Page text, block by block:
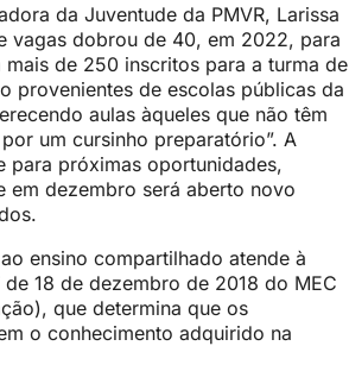
da Juventude da PMVR, Larissa
vagas dobrou de 40, em 2022, para
mais de 250 inscritos para a turma de
provenientes de escolas públicas da
aulas àqueles que não têm
um cursinho preparatório”. A
para próximas oportunidades,
em dezembro será aberto novo
ensino compartilhado atende à
18 de dezembro de 2018 do MEC
que determina que os
o conhecimento adquirido na